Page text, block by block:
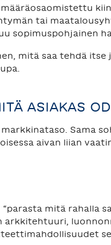
tai
sopimuspohjainen
mitä saa tehdä
ASIAKAS
Sama
aivan liian
mitä rahalla
arkkitehtuuri,